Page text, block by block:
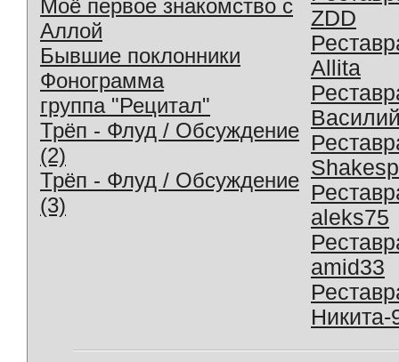
Моё первое знакомство с
Аллой
Бывшие поклонники
Фонограмма
группа "Рецитал"
Трёп - Флуд / Обсуждение
(2)
Трёп - Флуд / Обсуждение
(3)
ZDD
Allita
aleks75
amid33
Никита-